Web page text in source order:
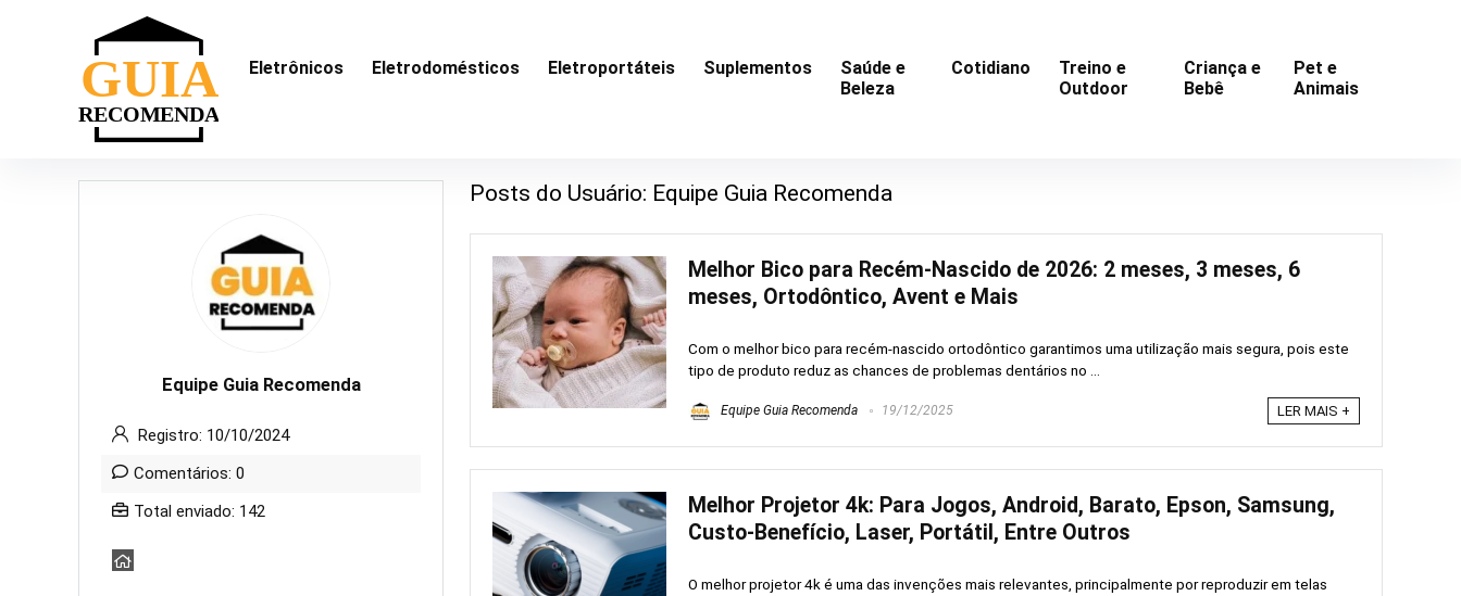
Eletrônicos Eletrodomésticos Eletroportáteis Suplementos
Saúde e
Beleza
Cotidiano
Treino e
Outdoor
Criança e
Bebê
Pet e
Animais
Equipe Guia Recomenda
Registro: 10/10/2024
Comentários: 0
Total enviado: 142
Posts do Usuário: Equipe Guia Recomenda
Melhor Bico para Recém-Nascido de 2026: 2 meses, 3 meses, 6
meses, Ortodôntico, Avent e Mais
Com o melhor bico para recém-nascido ortodôntico garantimos uma utilização mais segura, pois este
tipo de produto reduz as chances de problemas dentários no ...
Equipe Guia Recomenda 19/12/2025 LER MAIS +
Melhor Projetor 4k: Para Jogos, Android, Barato, Epson, Samsung,
Custo-Benefício, Laser, Portátil, Entre Outros
O melhor projetor 4k é uma das invenções mais relevantes, principalmente por reproduzir em telas